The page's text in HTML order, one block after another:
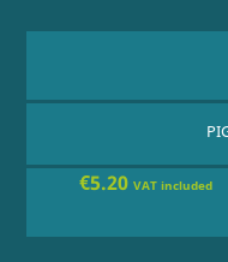
€5.20VAT included